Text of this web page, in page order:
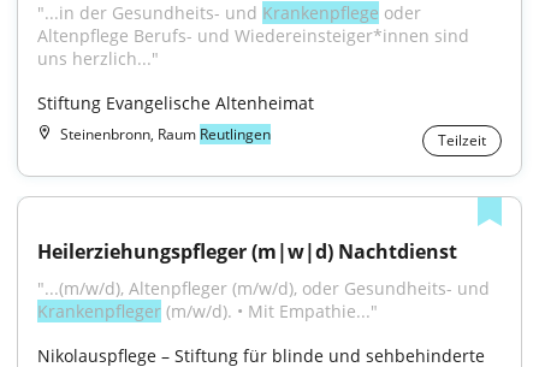
"...in der Gesundheits- und Krankenpflege oder
Altenpflege Berufs- und Wiedereinsteiger*innen sind
uns herzlich..."
Stiftung Evangelische Altenheimat
Steinenbronn, Raum Reutlingen Teilzeit
Heilerziehungspfleger (m|w|d) Nachtdienst
Krankenpfleger (m/w/d). • Mit Empathie..."
Nikolauspflege – Stiftung für blinde und sehbehinderte